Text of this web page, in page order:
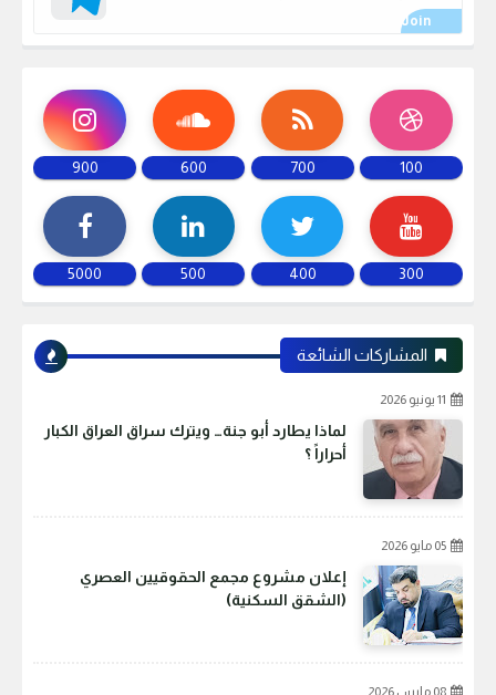
100
700
600
900
300
400
500
5000
المشاركات الشائعة
11 يونيو 2026
لماذا يطارد أبو جنة… ويترك سراق العراق الكبار
أحراراً ؟
05 مايو 2026
إعلان مشروع مجمع الحقوقيين العصري
(الشقق السكنية)